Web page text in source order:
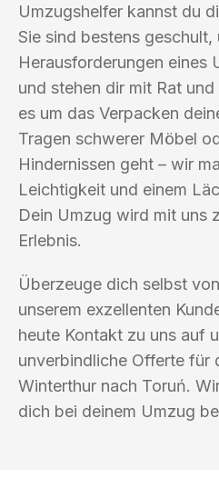
Umzugshelfer kannst du
Sie sind bestens geschult,
Herausforderungen eines
und stehen dir mit Rat
es um das Verpacken
Tragen schwerer Möbel
Hindernissen geht – wir
Leichtigkeit und einem
Dein Umzug wird mit uns
Erlebnis.
Überzeuge dich selbst
unserem exzellenten
heute Kontakt zu uns auf
unverbindliche Offerte für
Winterthur nach Toruń.
dich bei deinem Umzug